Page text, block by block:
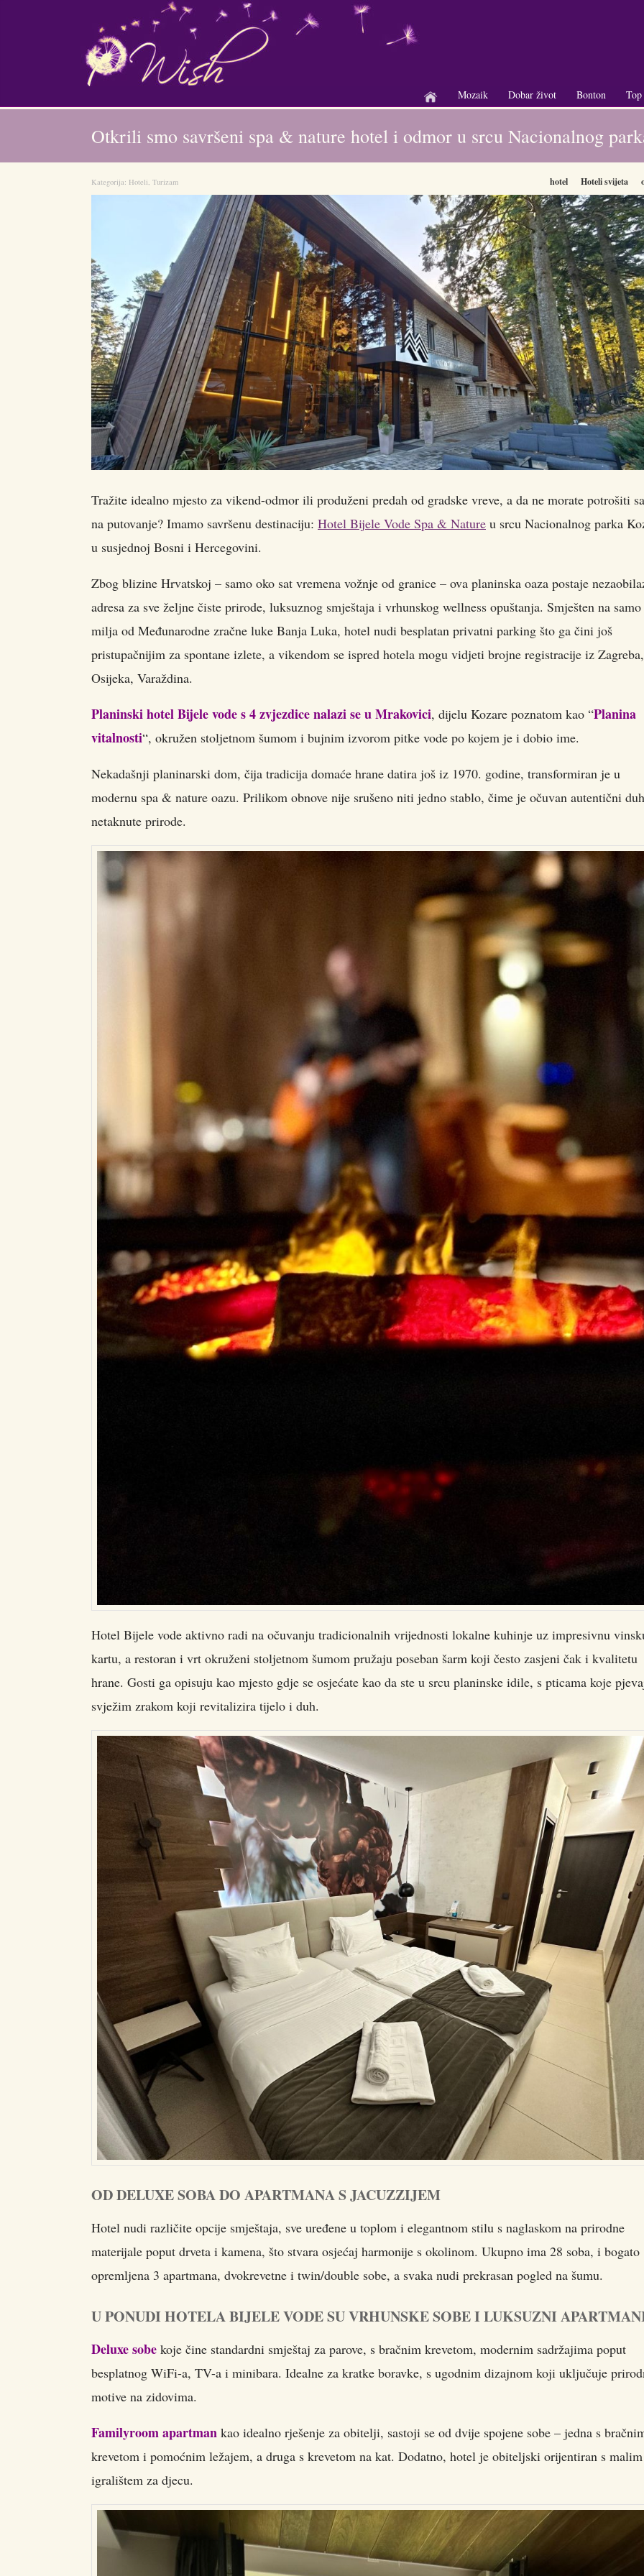
+
Mozaik
+
Dobar život
+
Bonton
Otkrili smo savršeni spa & nature hotel i odmor u srcu Nacionalnog
Kategorija: Hoteli, Turizam hotel Hoteli svijeta
Tražite idealno mjesto za vikend-odmor ili produženi predah od gradske vreve, a da ne morate potrošiti
na putovanje? Imamo savršenu destinaciju: Hotel Bijele Vode Spa & Nature u srcu Nacionalnog parka
u susjednoj Bosni i Hercegovini.
Zbog blizine Hrvatskoj – samo oko sat vremena vožnje od granice – ova planinska oaza postaje
adresa za sve željne čiste prirode, luksuznog smještaja i vrhunskog wellness opuštanja. Smješten na
milja od Međunarodne zračne luke Banja Luka, hotel nudi besplatan privatni parking što ga čini još
pristupačnijim za spontane izlete, a vikendom se ispred hotela mogu vidjeti brojne registracije iz Zagreba,
Osijeka, Varaždina.
Planinski hotel Bijele vode s 4 zvjezdice nalazi se u Mrakovici, dijelu Kozare poznatom kao “Planina
vitalnosti“, okružen stoljetnom šumom i bujnim izvorom pitke vode po kojem je i dobio ime.
Nekadašnji planinarski dom, čija tradicija domaće hrane datira još iz 1970. godine, transformiran je u
modernu spa & nature oazu. Prilikom obnove nije srušeno niti jedno stablo, čime je očuvan autentični duh
netaknute prirode.
Hotel Bijele vode aktivno radi na očuvanju tradicionalnih vrijednosti lokalne kuhinje uz impresivnu
kartu, a restoran i vrt okruženi stoljetnom šumom pružaju poseban šarm koji često zasjeni čak i kvalitetu
hrane. Gosti ga opisuju kao mjesto gdje se osjećate kao da ste u srcu planinske idile, s pticama koje
svježim zrakom koji revitalizira tijelo i duh.
OD DELUXE SOBA DO APARTMANA S JACUZZIJEM
Hotel nudi različite opcije smještaja, sve uređene u toplom i elegantnom stilu s naglaskom na prirodne
materijale poput drveta i kamena, što stvara osjećaj harmonije s okolinom. Ukupno ima 28 soba, i bogato
opremljena 3 apartmana, dvokrevetne i twin/double sobe, a svaka nudi prekrasan pogled na šumu.
U PONUDI HOTELA BIJELE VODE SU VRHUNSKE SOBE I LUKSUZNI
Deluxe sobe koje čine standardni smještaj za parove, s bračnim krevetom, modernim sadržajima poput
besplatnog WiFi-a, TV-a i minibara. Idealne za kratke boravke, s ugodnim dizajnom koji uključuje
motive na zidovima.
Familyroom apartman kao idealno rješenje za obitelji, sastoji se od dvije spojene sobe – jedna s
krevetom i pomoćnim ležajem, a druga s krevetom na kat. Dodatno, hotel je obiteljski orijentiran s malim
igralištem za djecu.